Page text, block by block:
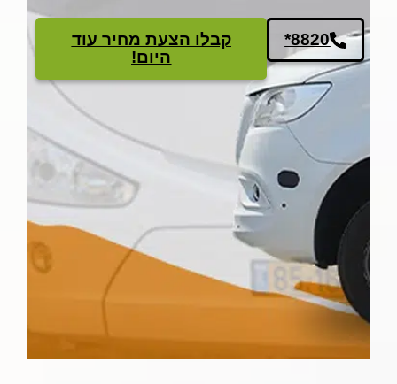
*8820
קבלו הצעת מחיר עוד
היום!